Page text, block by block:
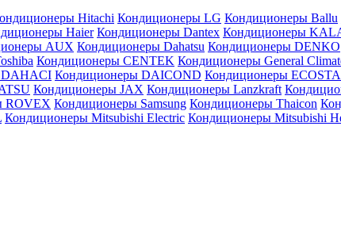
Hitachi Кондиционеры LG Кондиционеры Ballu
Haier Кондиционеры Dantex Кондиционеры
AUX Кондиционеры Dahatsu Кондиционеры DENKO
Кондиционеры CENTEK Кондиционеры General
DAHACI Кондиционеры DAICOND Кондиционеры
Кондиционеры JAX Кондиционеры Lanzkraft
ROVEX Кондиционеры Samsung Кондиционеры Thaicon
Кондиционеры Mitsubishi Electric Кондиционеры Mitsubishi